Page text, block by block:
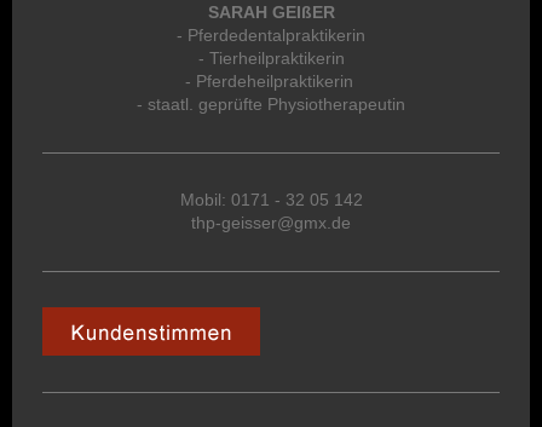
SARAH GEIßER
- Pferdedentalpraktikerin
- Tierheilpraktikerin
- Pferdeheilpraktikerin
- staatl. geprüfte Physiotherapeutin
Mobil: 0171 - 32 05 142
thp-geisser@gmx.de